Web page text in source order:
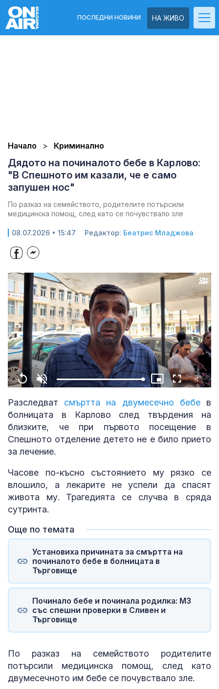
НА ЖИВО
ПОСЛЕДНИ НОВИНИ
Начало Криминално
Дядото на починалото бебе в Карлово:
"В Спешното им казали, че е само
запушен нос"
По разказ на семейството, родителите потърсили
медицинска помощ, след като се почувствало зле
08.07.2026 • 15:47 Редактор: Беатрис Младжова
Replay Unmute Loaded:
100.00%
Picture-
in-
Fullscreen Share
Разследват смъртта на двумесечно бебев
болницата в Карлово след твърдения на
близките, че при първото посещение в
Спешното отделение детето не е било прието
за лечение.
Часове по-късно състоянието му рязко се
влошило, а лекарите не успели да спасят
живота му. Трагедията се случва в сряда
сутринта.
Още по темата
Установиха причината за смъртта на
починалото бебе в болницата в
Търговище
Починало бебе и починала родилка: МЗ
със спешни проверки в Сливен и
Търговище
По разказ на семейството родителите
потърсили медицинска помощ, след като
двумесечното им бебе се почувствало зле.